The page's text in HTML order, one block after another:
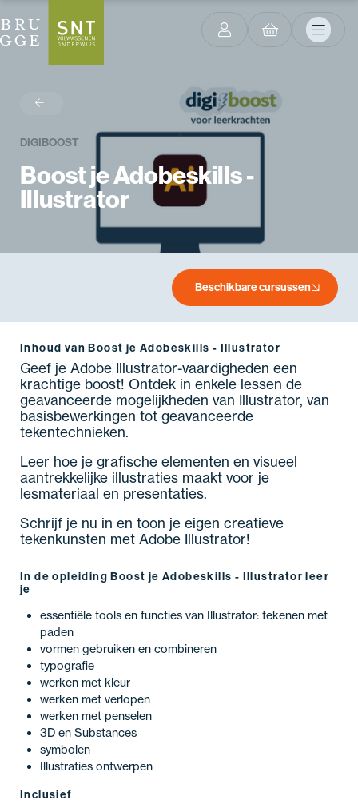
Beschikbare cursussen
DIGIBOOST
Boost je Adobeskills -
Illustrator
Inhoud van Boost je Adobeskills - Illustrator
Geef je Adobe Illustrator-vaardigheden een
krachtige boost! Ontdek in enkele lessen de
geavanceerde mogelijkheden van Illustrator, van
basisbewerkingen tot geavanceerde
tekentechnieken.
Leer hoe je grafische elementen en visueel
aantrekkelijke illustraties maakt voor je
lesmateriaal en presentaties.
Schrijf je nu in en toon je eigen creatieve
tekenkunsten met Adobe Illustrator!
In de opleiding Boost je Adobeskills - Illustrator leer
je
essentiële tools en functies van Illustrator: tekenen met
paden
vormen gebruiken en combineren
typografie
werken met kleur
werken met verlopen
werken met penselen
3D en Substances
symbolen
Illustraties ontwerpen
Inclusief